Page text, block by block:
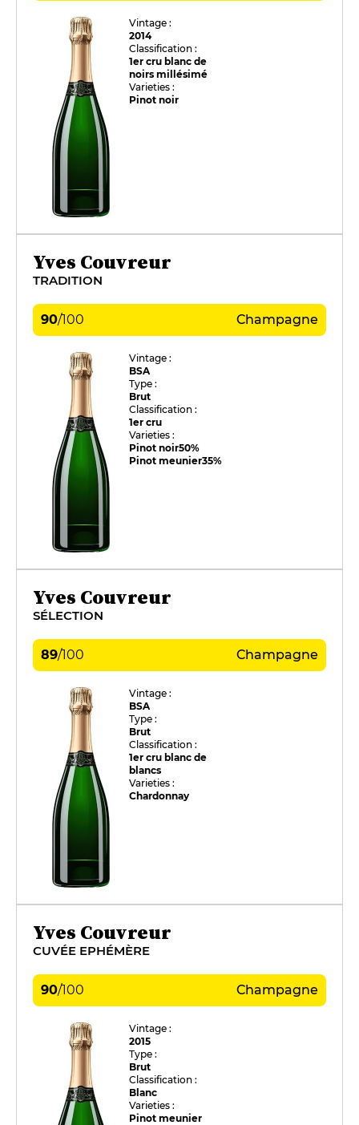
Vintage :
2014
Classification :
1er cru blanc de
noirs millésimé
Varieties :
Pinot noir
Yves Couvreur
TRADITION
90/100 Champagne
Vintage :
BSA
Type :
Brut
Classification :
1er cru
Varieties :
Pinot noir50%
Pinot meunier35%
Yves Couvreur
SÉLECTION
89/100 Champagne
Vintage :
BSA
Type :
Brut
Classification :
1er cru blanc de
blancs
Varieties :
Chardonnay
Yves Couvreur
CUVÉE EPHÉMÈRE
90/100 Champagne
Vintage :
2015
Type :
Brut
Classification :
Blanc
Varieties :
Pinot meunier